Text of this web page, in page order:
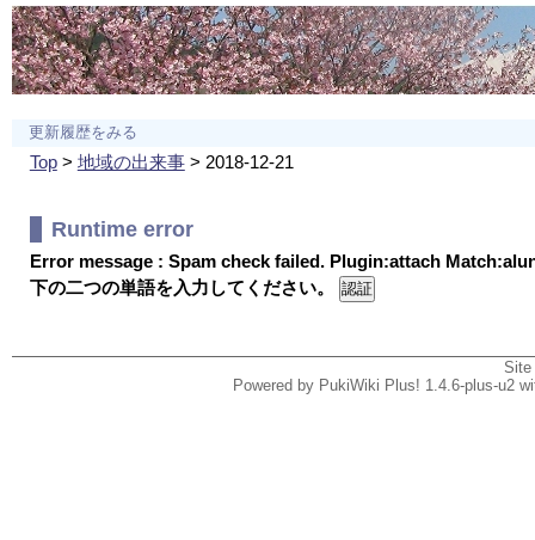
更新履歴をみる
Top> 地域の出来事> 2018-12-21
Runtime error
Error message : Spam check failed. Plugin:attach
下の二つの単語を入力してください。
Powered by PukiWiki Plus! 1.4.6-plus-u2